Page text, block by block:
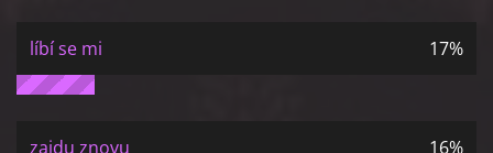
líbí se mi 17%
zajdu znovu 16%